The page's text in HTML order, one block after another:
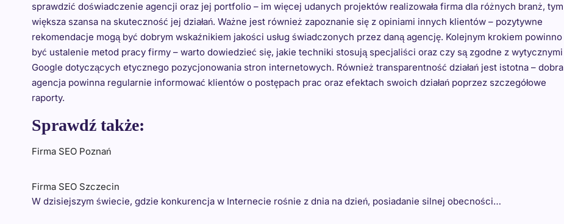
sprawdzić doświadczenie agencji oraz jej portfolio – im więcej udanych projektów realizowała firma dla różnych branż, tym
większa szansa na skuteczność jej działań. Ważne jest również zapoznanie się z opiniami innych klientów – pozytywne
rekomendacje mogą być dobrym wskaźnikiem jakości usług świadczonych przez daną agencję. Kolejnym krokiem powinno
być ustalenie metod pracy firmy – warto dowiedzieć się, jakie techniki stosują specjaliści oraz czy są zgodne z wytycznymi
Google dotyczących etycznego pozycjonowania stron internetowych. Również transparentność działań jest istotna – dobra
agencja powinna regularnie informować klientów o postępach prac oraz efektach swoich działań poprzez szczegółowe
raporty.
Sprawdź także:
Firma SEO Poznań
Firma SEO Szczecin
W dzisiejszym świecie, gdzie konkurencja w Internecie rośnie z dnia na dzień, posiadanie silnej obecności…